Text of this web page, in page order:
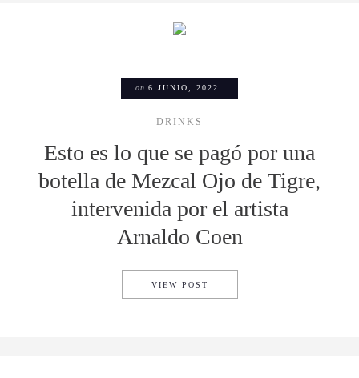
on 6 JUNIO, 2022
DRINKS
Esto es lo que se pagó por una
botella de Mezcal Ojo de Tigre,
intervenida por el artista
Arnaldo Coen
VIEW POST